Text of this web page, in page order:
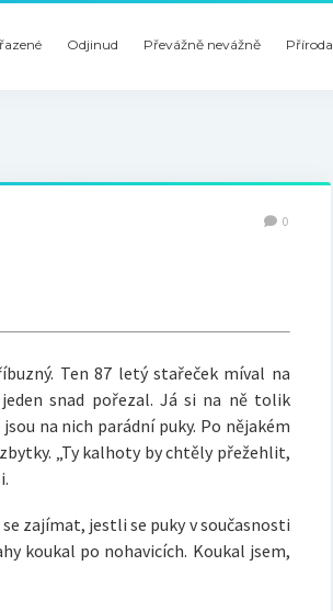
Odjinud Převážně nevážně Příroda
0
Ten 87 letý stařeček míval na
snad pořezal. Já si na ně tolik
na nich parádní puky. Po nějakém
„Ty kalhoty by chtěly přežehlit,
zajímat, jestli se puky v současnosti
koukal po nohavicích. Koukal jsem,